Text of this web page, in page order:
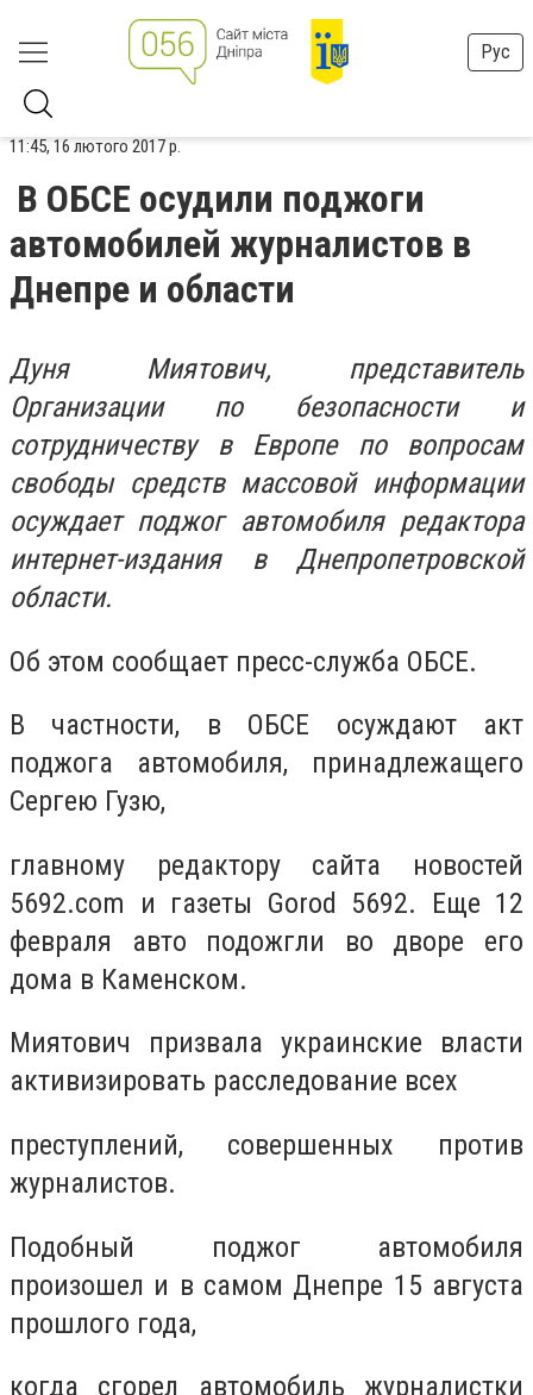
Рус
11:45, 16 лютого 2017 р.
В ОБСЕ осудили поджоги
автомобилей журналистов в
Днепре и области
Дуня Миятович, представитель
Организации по безопасности и
сотрудничеству в Европе по вопросам
свободы средств массовой информации
осуждает поджог автомобиля редактора
интернет-издания в Днепропетровской
области.
Об этом сообщает пресс-служба ОБСЕ.
В частности, в ОБСЕ осуждают акт
поджога автомобиля, принадлежащего
Сергею Гузю,
главному редактору сайта новостей
5692.com и газеты Gorod 5692. Еще 12
февраля авто подожгли во дворе его
дома в Каменском.
Миятович призвала украинские власти
активизировать расследование всех
преступлений, совершенных против
журналистов.
Подобный поджог автомобиля
произошел и в самом Днепре 15 августа
прошлого года,
когда сгорел автомобиль журналистки